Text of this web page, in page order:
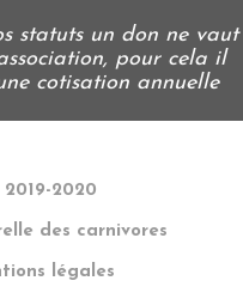
statuts un don ne vaut
pour cela il
cotisation annuelle
2019-2020
des carnivores
légales